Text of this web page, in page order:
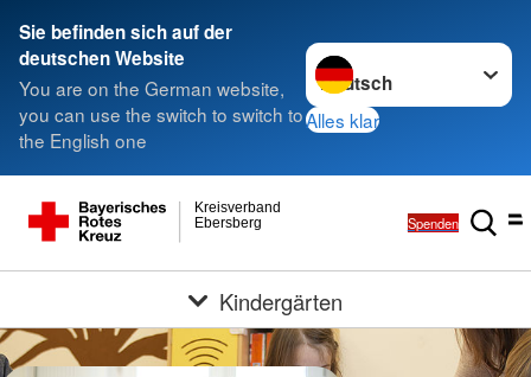
Sie befinden sich auf der
deutschen Website
You are on the German website,
you can use the switch to switch to
the English one
Sprache wechseln zu
Alles klar
Ebersberg
Kreisverband
Spenden
Kindergärten